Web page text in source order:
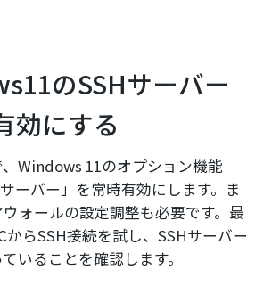
のSSHサーバー
効にする
Windows 11のオプション機能
サーバー」を常時有効にします。ま
ォールの設定調整も必要です。最
からSSH接続を試し、SSHサーバー
いることを確認します。